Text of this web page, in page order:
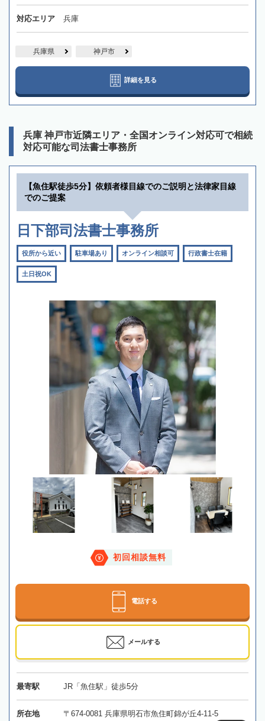
対応エリア 兵庫
兵庫県 神戸市
詳細を見る
兵庫 神戸市近隣エリア・全国オンライン対応可で相続
対応可能な司法書士事務所
【魚住駅徒歩5分】依頼者様目線でのご説明と法律家目線
でのご提案
日下部司法書士事務所
役所から近い 駐車場あり オンライン相談可 行政書士在籍
土日祝OK
初回相談無料
電話する
メールする
最寄駅 JR「魚住駅」徒歩5分
所在地 〒674-0081 兵庫県明石市魚住町錦が丘4-11-5